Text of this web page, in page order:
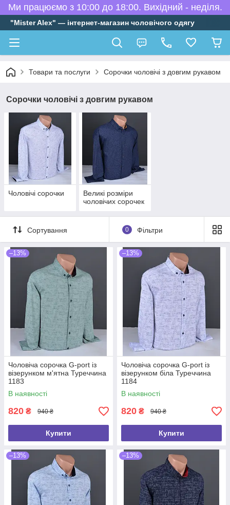
Ми працюємо з 10:00 до 18:00. Вихідний - неділя.
"Mister Alex" — інтернет-магазин чоловічого одягу
Товари та послуги Сорочки чоловічі з довгим рукавом
Сорочки чоловічі з довгим рукавом
Чоловічі сорочки
Великі розміри
чоловічих сорочек
Сортування 0 Фільтри
–13%
Чоловіча сорочка G-port із
візерунком м'ятна Туреччина
1183
В наявності
820 ₴ 940 ₴
Купити
–13%
Чоловіча сорочка G-port із
візерунком біла Туреччина
1184
В наявності
820 ₴ 940 ₴
Купити
–13% –13%